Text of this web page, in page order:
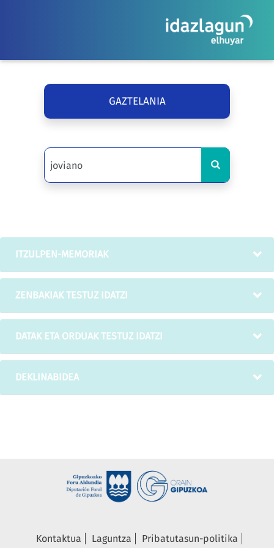
GAZTELANIA
ITZULPEN-MEMORIAK
ZENBAKIAK TESTUZ IDATZI
DATAK ETA ORDUAK TESTUZ IDATZI
DEKLINABIDEA
Kontaktua Laguntza
Pribatutasun-politika